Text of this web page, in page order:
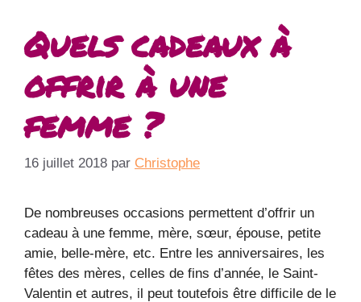
Quels cadeaux à
offrir à une
femme ?
16 juillet 2018 par Christophe
De nombreuses occasions permettent d’offrir un
cadeau à une femme, mère, sœur, épouse, petite
amie, belle-mère, etc. Entre les anniversaires, les
fêtes des mères, celles de fins d’année, le Saint-
Valentin et autres, il peut toutefois être difficile de le